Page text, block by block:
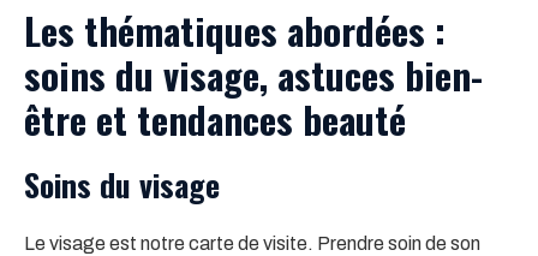
Les thématiques abordées :
soins du visage, astuces bien-
être et tendances beauté
Soins du visage
Le visage est notre carte de visite. Prendre soin de son